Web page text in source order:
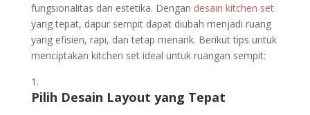
fungsionalitas dan estetika. Dengan desain kitchen set
yang tepat, dapur sempit dapat diubah menjadi ruang
yang efisien, rapi, dan tetap menarik. Berikut tips untuk
menciptakan kitchen set ideal untuk ruangan sempit:
Pilih Desain Layout yang Tepat